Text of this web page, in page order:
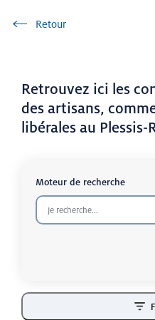
Accueil
Retrouvez ici les
des artisans,
libérales au Plessis-
Moteur de recherche